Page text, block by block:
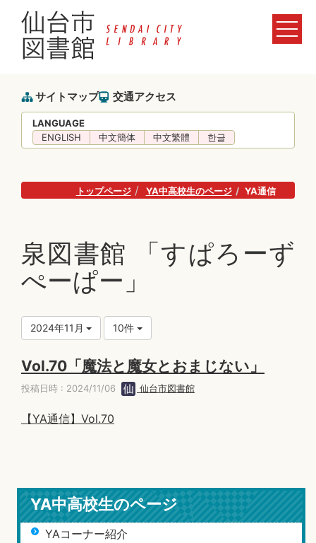
サイトマップ 交通アクセス
LANGUAGE
ENGLISH
中文簡体 中文繁體 한글
トップページ YA中高校生のページ YA通信
泉図書館 「すぱろーず
ぺーぱー」
2024年11月 10件
Vol.70「魔法と魔女とおまじない」
投稿日時 : 2024/11/06 仙台市図書館
【YA通信】Vol.70
YA中高校生のページ
YAコーナー紹介